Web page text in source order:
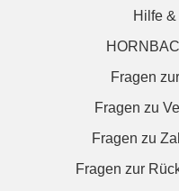
Hilfe
Fragen
Fragen zu
Fragen zu
Fragen zur